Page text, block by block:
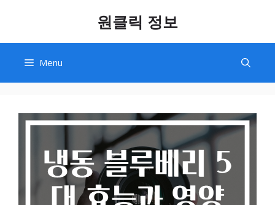
content
원클릭 정보
Menu